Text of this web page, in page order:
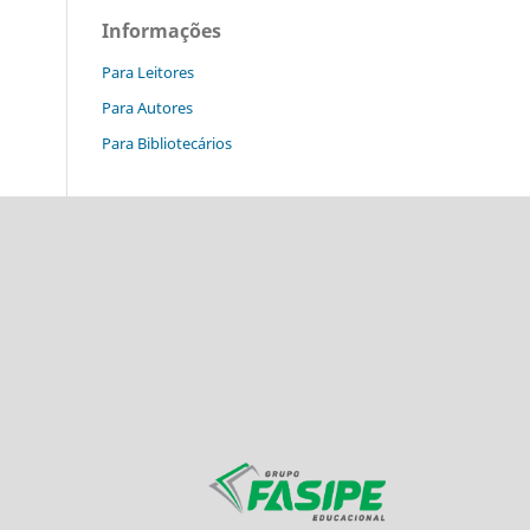
Informações
Para Leitores
Para Autores
Para Bibliotecários